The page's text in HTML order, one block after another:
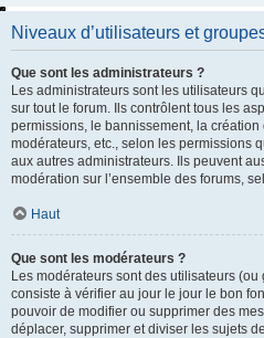
Niveaux d’utilisateurs et
Que sont les administrateurs ?
Les administrateurs sont les utilisateurs
sur tout le forum. Ils contrôlent tous les
permissions, le bannissement, la création
modérateurs, etc., selon les permissions
aux autres administrateurs. Ils peuvent
modération sur l’ensemble des forums,
Haut
Que sont les modérateurs ?
Les modérateurs sont des utilisateurs (ou
consiste à vérifier au jour le jour le bon
pouvoir de modifier ou supprimer des
déplacer, supprimer et diviser les sujets